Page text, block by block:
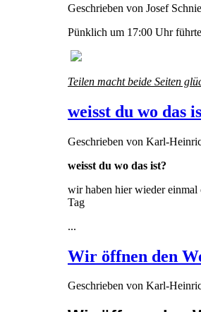
Geschrieben von Josef
Pünklich um 17:00 Uhr
Teilen macht beide Seiten
weisst du wo das
Geschrieben von Karl-
weisst du wo das ist?
wir haben hier wieder einmal
Tag
...
Wir öffnen den
Geschrieben von Karl-